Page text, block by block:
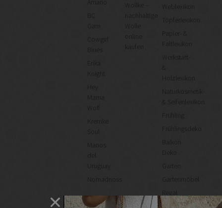
Cowgirl
Knight
Mama
Wolf
Kremke
Manos
Uruguay
Nomadnoss
Wollke –
nachhaltige
kaufen
Weblexikon
Töpferlexikon
Papier- &
Faltlexikon
Werkstatt-
&
Holzlexikon
Naturkosmetik-
& Seifenlexikon
Frühling
Frühlingsdeko
Balkon
Deko
Garten
Gartenmöbel
Regal
selber